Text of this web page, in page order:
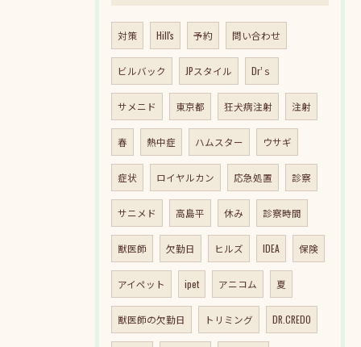
対策 Hill's 予約 問い合わせ
ビルバック JPスタイル Dr’ｓ
サメニド 東京都 狂犬病注射 注射
春 熱中症 ハムスター ウサギ
症状 ロイヤルカン 応急処置 診察
サニメド 高島平 休み 診察時間
獣医師 欠勤日 ヒルズ IDEA 保険
アイペット ipet アニコム 夏
獣医師の欠勤日 トリミング DR.CREDO